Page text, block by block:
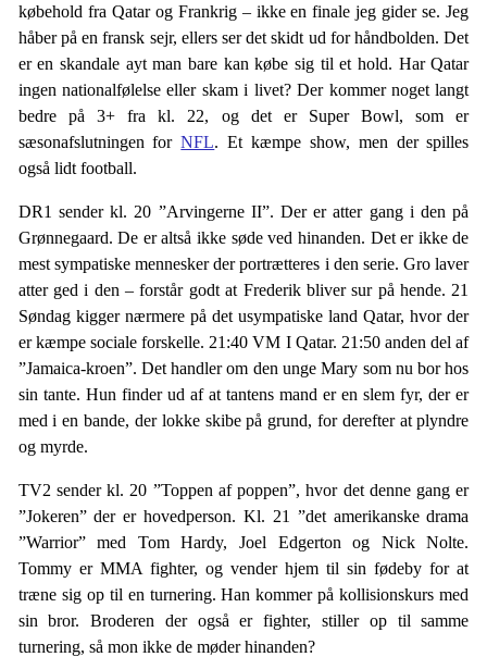
købehold fra Qatar og Frankrig – ikke en finale jeg gider se. Jeg
håber på en fransk sejr, ellers ser det skidt ud for håndbolden. Det
er en skandale ayt man bare kan købe sig til et hold. Har Qatar
ingen nationalfølelse eller skam i livet? Der kommer noget langt
bedre på 3+ fra kl. 22, og det er Super Bowl, som er
sæsonafslutningen forNFL. Et kæmpe show, men der spilles
også lidt football.
DR1 sender kl. 20 ”Arvingerne II”. Der er atter gang i den på
Grønnegaard. De er altså ikke søde ved hinanden. Det er ikke de
mest sympatiske mennesker der portrætteres i den serie. Gro laver
atter ged i den – forstår godt at Frederik bliver sur på hende. 21
Søndag kigger nærmere på det usympatiske land Qatar, hvor der
er kæmpe sociale forskelle. 21:40 VM I Qatar. 21:50 anden del af
”Jamaica-kroen”. Det handler om den unge Mary som nu bor hos
sin tante. Hun finder ud af at tantens mand er en slem fyr, der er
med i en bande, der lokke skibe på grund, for derefter at plyndre
og myrde.
TV2 sender kl. 20 ”Toppen af poppen”, hvor det denne gang er
”Jokeren” der er hovedperson. Kl. 21 ”det amerikanske drama
”Warrior” med Tom Hardy, Joel Edgerton og Nick Nolte.
Tommy er MMA fighter, og vender hjem til sin fødeby for at
træne sig op til en turnering. Han kommer på kollisionskurs med
sin bror. Broderen der også er fighter, stiller op til samme
turnering, så mon ikke de møder hinanden?